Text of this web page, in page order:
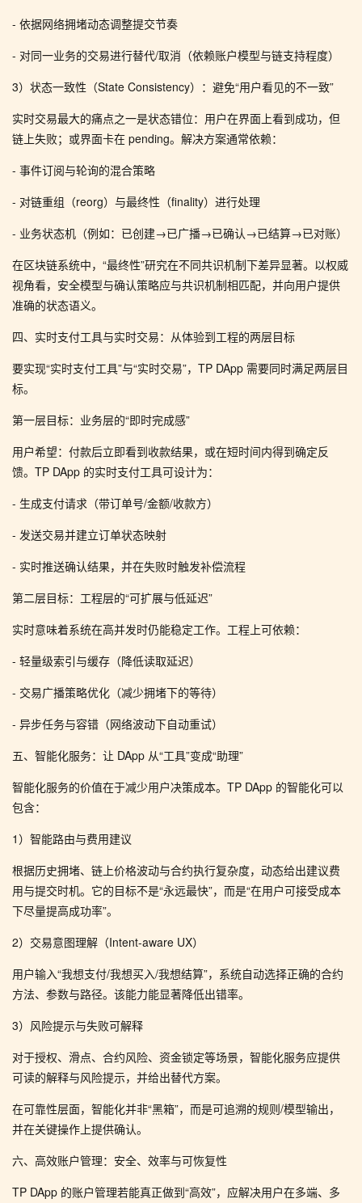
- 依据网络拥堵动态调整提交节奏
- 对同一业务的交易进行替代/取消（依赖账户模型与链支持程度）
3）状态一致性（State Consistency）：避免“用户看见的不一致”
实时交易最大的痛点之一是状态错位：用户在界面上看到成功，但
链上失败；或界面卡在 pending。解决方案通常依赖：
- 事件订阅与轮询的混合策略
- 对链重组（reorg）与最终性（finality）进行处理
- 业务状态机（例如：已创建→已广播→已确认→已结算→已对账）
在区块链系统中，“最终性”研究在不同共识机制下差异显著。以权威
视角看，安全模型与确认策略应与共识机制相匹配，并向用户提供
准确的状态语义。
四、实时支付工具与实时交易：从体验到工程的两层目标
要实现“实时支付工具”与“实时交易”，TP DApp 需要同时满足两层目
标。
第一层目标：业务层的“即时完成感”
用户希望：付款后立即看到收款结果，或在短时间内得到确定反
馈。TP DApp 的实时支付工具可设计为：
- 生成支付请求（带订单号/金额/收款方）
- 发送交易并建立订单状态映射
- 实时推送确认结果，并在失败时触发补偿流程
第二层目标：工程层的“可扩展与低延迟”
实时意味着系统在高并发时仍能稳定工作。工程上可依赖：
- 轻量级索引与缓存（降低读取延迟）
- 交易广播策略优化（减少拥堵下的等待）
- 异步任务与容错（网络波动下自动重试）
五、智能化服务：让 DApp 从“工具”变成“助理”
智能化服务的价值在于减少用户决策成本。TP DApp 的智能化可以
包含：
1）智能路由与费用建议
根据历史拥堵、链上价格波动与合约执行复杂度，动态给出建议费
用与提交时机。它的目标不是“永远最快”，而是“在用户可接受成本
下尽量提高成功率”。
2）交易意图理解（Intent-aware UX）
用户输入“我想支付/我想买入/我想结算”，系统自动选择正确的合约
方法、参数与路径。该能力能显著降低出错率。
3）风险提示与失败可解释
对于授权、滑点、合约风险、资金锁定等场景，智能化服务应提供
可读的解释与风险提示，并给出替代方案。
在可靠性层面，智能化并非“黑箱”，而是可追溯的规则/模型输出，
并在关键操作上提供确认。
六、高效账户管理：安全、效率与可恢复性
TP DApp 的账户管理若能真正做到“高效”，应解决用户在多端、多